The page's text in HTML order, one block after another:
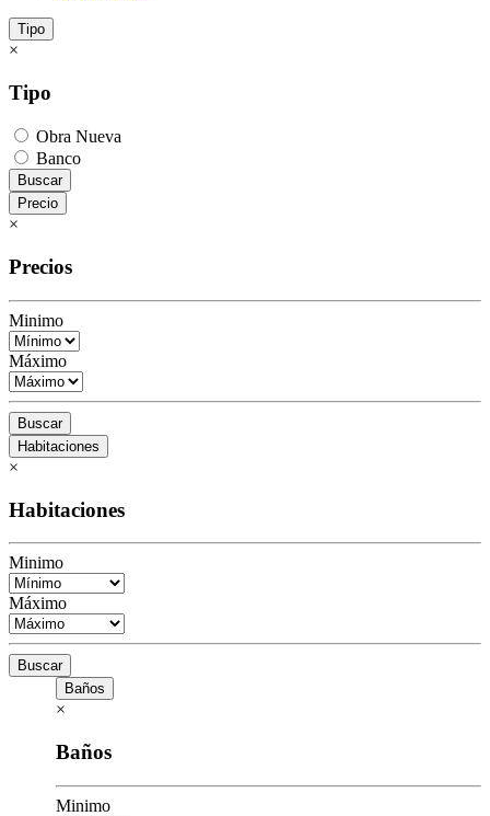
Tipo
×
Tipo
Obra Nueva
Banco
Buscar
Precio
×
Precios
Minimo
Máximo
Buscar
Habitaciones
×
Habitaciones
Minimo
Máximo
Buscar
Baños
×
Baños
Minimo